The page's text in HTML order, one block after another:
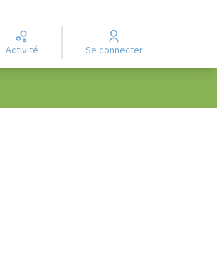
Activité Se connecter